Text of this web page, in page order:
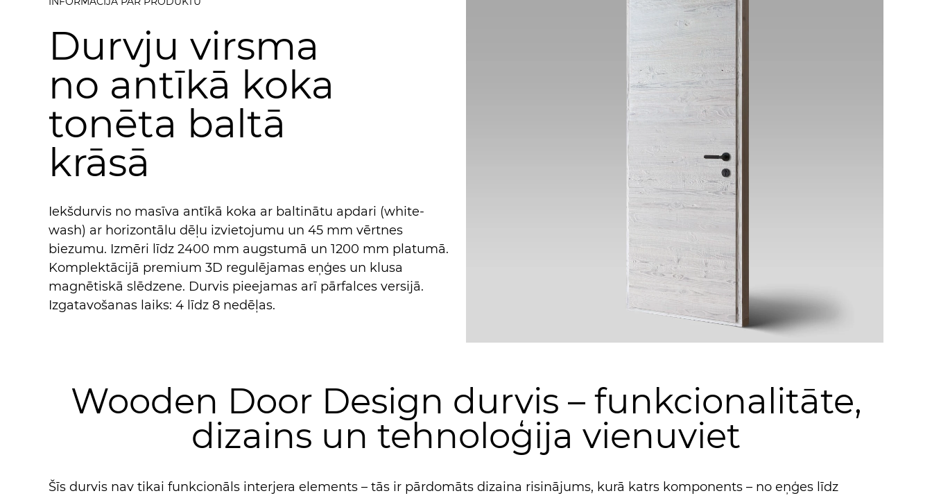
Durvju virsma
no antīkā koka
tonēta baltā
krāsā
Iekšdurvis no masīva antīkā koka ar baltinātu apdari (white-
wash) ar horizontālu dēļu izvietojumu un 45 mm vērtnes
biezumu. Izmēri līdz 2400 mm augstumā un 1200 mm platumā.
Komplektācijā premium 3D regulējamas eņģes un klusa
magnētiskā slēdzene. Durvis pieejamas arī pārfalces versijā.
Izgatavošanas laiks: 4 līdz 8 nedēļas.
Wooden Door Design durvis – funkcionalitāte,
dizains un tehnoloģija vienuviet
Šīs durvis nav tikai funkcionāls interjera elements – tās ir pārdomāts dizaina risinājums, kurā katrs komponents – no eņģes līdz